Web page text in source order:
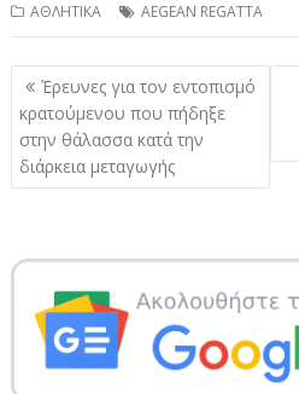
ΑΘΛΗΤΙΚΑ AEGEAN REGATTA
Πλοήγηση
άρθρων
Έρευνες για τον εντοπισμό
κρατούμενου που πήδηξε
στην θάλασσα κατά την
διάρκεια μεταγωγής